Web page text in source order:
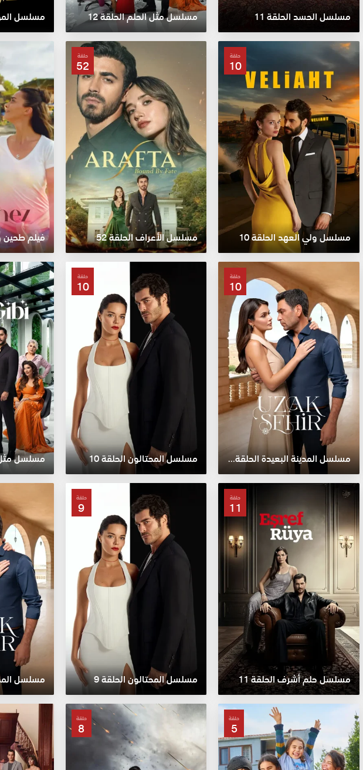
مسلسل الحسد الحلقة 11 مسلسل مثل الحلم الحلقة 12
حلقة
10
مسلسل ولي العهد الحلقة 10
حلقة
52
مسلسل الأعراف الحلقة 52 فيلم طحين
حلقة
10
مسلسل المدينة البعيدة الحلقة 10
حلقة
10
مسلسل المحتالون الحلقة 10 مسلسل مثل
حلقة
11
مسلسل حلم أشرف الحلقة 11
حلقة
9
مسلسل المحتالون الحلقة 9 مسلسل
حلقة
5
حلقة
8